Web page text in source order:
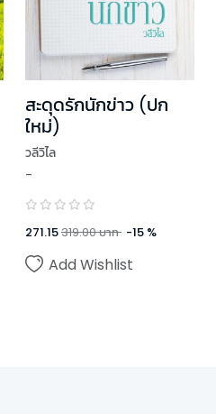
สะดุดรักนักข่าว (ปก
ใหม่)
วลีวิไล
-
271.15319.00บาท -15 %
Add Wishlist